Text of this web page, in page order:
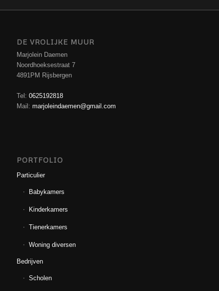
DE VROLIJKE MUUR
Marjolein Daemen
Noordhoeksestraat 7
4891PM Rijsbergen
Tel: 0625192818
Mail: marjoleindaemen@gmail.com
PORTFOLIO
Particulier
Babykamers
Kinderkamers
Tienerkamers
Woning diversen
Bedrijven
Scholen